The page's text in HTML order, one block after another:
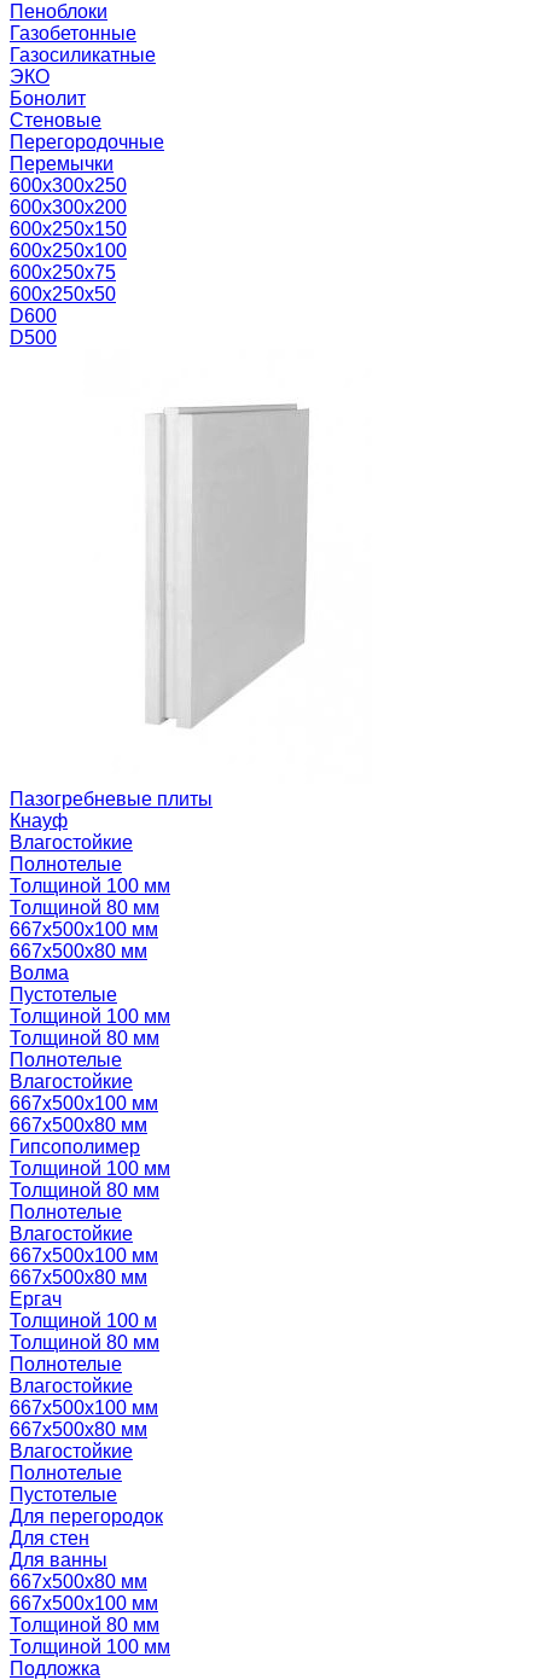
Пеноблоки
Газобетонные
Газосиликатные
ЭКО
Бонолит
Стеновые
Перегородочные
Перемычки
600х300х250
600х300х200
600х250х150
600х250х100
600х250х75
600х250х50
D600
D500
Пазогребневые плиты
Кнауф
Влагостойкие
Полнотелые
Толщиной 100 мм
Толщиной 80 мм
667х500х100 мм
667х500х80 мм
Волма
Пустотелые
Толщиной 100 мм
Толщиной 80 мм
Полнотелые
Влагостойкие
667х500х100 мм
667х500х80 мм
Гипсополимер
Толщиной 100 мм
Толщиной 80 мм
Полнотелые
Влагостойкие
667х500х100 мм
667х500х80 мм
Ергач
Толщиной 100 м
Толщиной 80 мм
Полнотелые
Влагостойкие
667х500х100 мм
667х500х80 мм
Влагостойкие
Полнотелые
Пустотелые
Для перегородок
Для стен
Для ванны
667х500х80 мм
667х500х100 мм
Толщиной 80 мм
Толщиной 100 мм
Подложка